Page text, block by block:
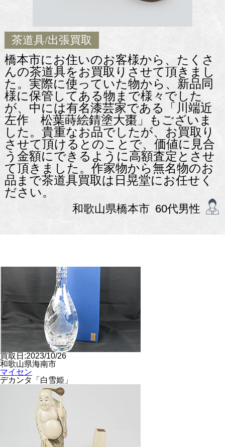
茶道具/出張買取
橋本市にお住いのお客様から、たくさ
んの茶道具をお買取りさせて頂きまし
た。実際に使っていた物から、新品同
様に保管してある物まで様々でした
が、中には有名漆芸家である「川端近
左作 松葉蒔絵錆塗大棗」もございま
した。貴重なお品でしたが、お買取り
させて頂けるとのことで、価値に見合
う金額にできるように高額査定とさせ
て頂きました。作家物から無名物のお
品まで茶道具買取は日晃堂にお任せく
ださい。
和歌山県橋本市 60代男性
買取日:2023/10/26
和歌山県海南市
マイセン
デカンタ「白雪姫」